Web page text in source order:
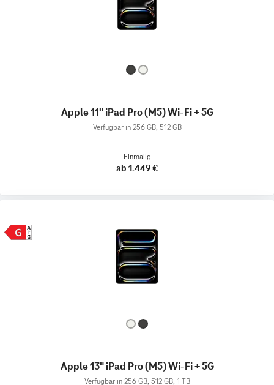
Apple 11" iPad Pro (M5) Wi-Fi + 5G
Verfügbar in 256 GB, 512 GB
Einmalig
ab 1.449 €
Apple 13" iPad Pro (M5) Wi-Fi + 5G
Verfügbar in 256 GB, 512 GB, 1 TB